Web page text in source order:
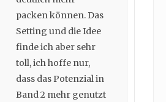
packen können. Das
Setting und die Idee
finde ich aber sehr
toll, ich hoffe nur,
dass das Potenzial in
Band 2 mehr genutzt